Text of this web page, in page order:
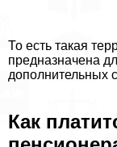
То есть такая
предназначена
дополнительных
Как